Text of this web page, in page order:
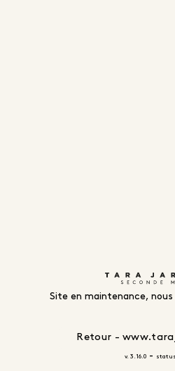
Site en maintenance,
Retour -
v. 3.16.0 -